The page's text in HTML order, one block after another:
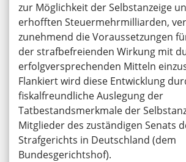
zur Möglichkeit der Selbstanzeige
erhofften Steuermehrmilliarden,
zunehmend die Voraussetzungen
der strafbefreienden Wirkung mit
erfolgversprechenden Mitteln
Flankiert wird diese Entwicklung
fiskalfreundliche Auslegung der
Tatbestandsmerkmale der
Mitglieder des zuständigen Senats
Strafgerichts in Deutschland (dem
Bundesgerichtshof).